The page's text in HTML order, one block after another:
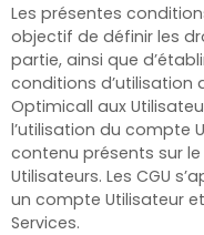
Les présentes
objectif de définir les
partie, ainsi que
conditions d’utilisation
Optimicall aux
l’utilisation du compte
contenu présents sur
Utilisateurs. Les CGU
un compte Utilisateur
Services.